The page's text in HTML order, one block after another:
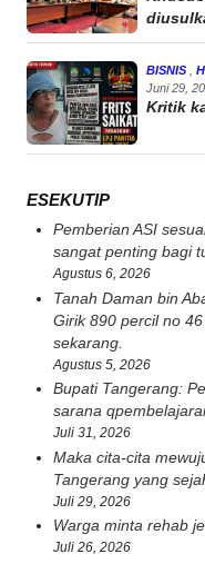
BISNIS
Juni 29,
Kritik
ESEKUTIP
Pemberian ASI
sangat penting bagi
Agustus 6, 2026
Tanah Daman bin
Girik 890 percil no
sekarang.
Agustus 5, 2026
Bupati Tangerang:
sarana
Juli 31, 2026
Maka cita-cita
Tangerang yang
Juli 29, 2026
Warga minta rehab
Juli 26, 2026